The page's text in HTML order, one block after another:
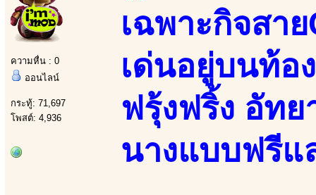
ความหื่น : 0
ออนไลน์
กระทู้: 71,697
โพสต์: 4,936
เฉพาะกิจสา
เด่นอยู่บนท้อ
ฟรุ้งฟริ้ง อัท
นางแบบฟรี